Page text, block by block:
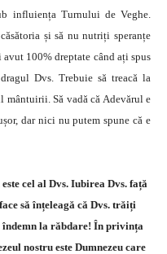
influiența Turnului de Veghe.
și să nu nutriți speranțe
100% dreptate când ați spus
Dvs. Trebuie să treacă la
Să vadă că Adevărul e
dar nici nu putem spune că e
cel al Dvs. Iubirea Dvs. față
să înțeleagă că Dvs. trăiți
la răbdare! În privința
nostru este Dumnezeu care